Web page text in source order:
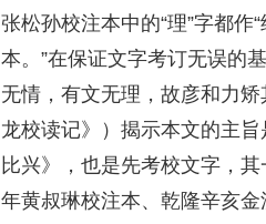
张松孙校注本中的“理”字都作
本。”在保证文字考订无误的
无情，有文无理，故彦和力
龙校读记》）揭示本文的主
比兴》，也是先考校文字，其
年黄叔琳校注本、乾隆辛亥金